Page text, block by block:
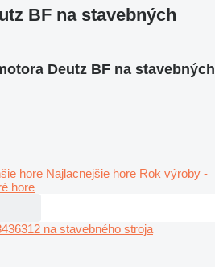
BF na stavebných
Deutz BF na stavebných
hore Najlacnejšie hore Rok výroby -
hore